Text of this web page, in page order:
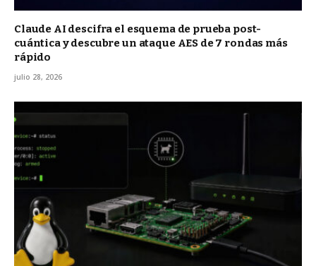
Claude AI descifra el esquema de prueba post-
cuántica y descubre un ataque AES de 7 rondas más
rápido
julio 28, 2026